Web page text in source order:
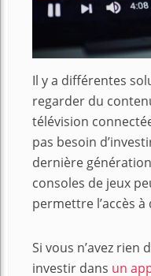
Il y a différentes
regarder du
télévision
pas besoin
dernière
consoles de jeux
permettre l’accès
Si vous n’avez rien
investir dans un